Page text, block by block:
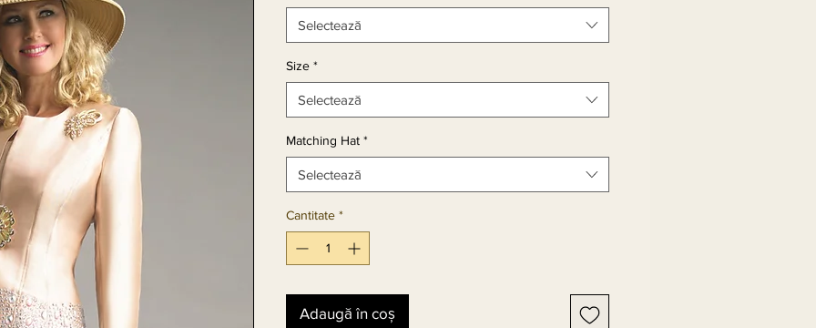
Selectează
Size *
Selectează
Matching Hat *
Selectează
Cantitate *
Adaugă în coș